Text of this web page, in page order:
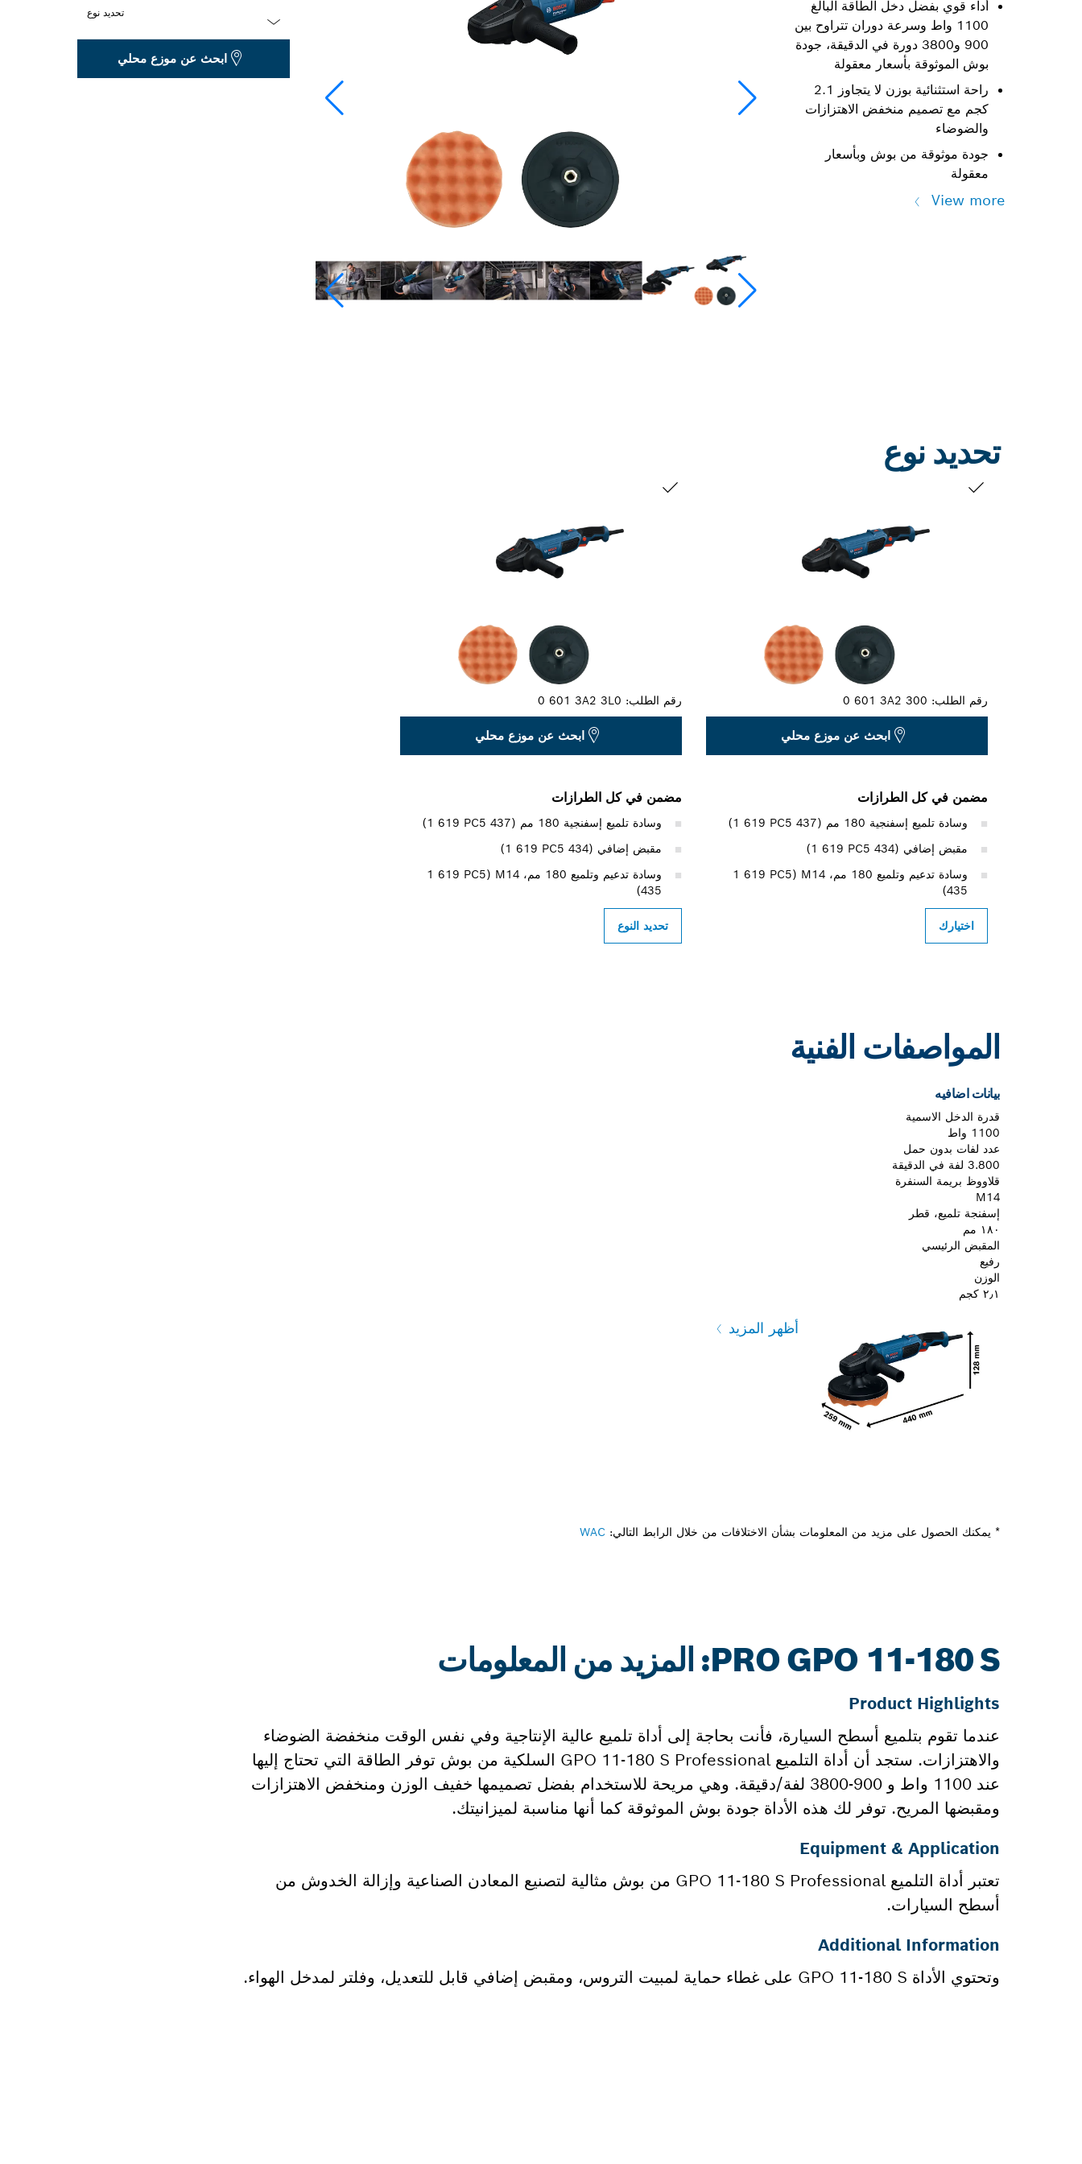
أداء قوي بفضل دخل الطاقة البالغ
1100 واط وسرعة دوران تتراوح بين
900 و3800 دورة في الدقيقة، جودة
بوش الموثوقة بأسعار معقولة
راحة استثنائية بوزن لا يتجاوز 2.1
كجم مع تصميم منخفض الاهتزازات
والضوضاء
جودة موثوقة من بوش وبأسعار
معقولة
View more
تحديد نوع
Dropdown
ابحث عن موزع محلي
تحديد نوع
رقم الطلب: 0 601 3A2 300
ابحث عن موزع محلي
مضمن في كل الطرازات
وسادة تلميع إسفنجية 180 مم (‎1 619 PC5 437)
مقبض إضافي (‎1 619 PC5 434)
وسادة تدعيم وتلميع 180 مم، M14‏ (‎1 619 PC5
435)
اختيارك
رقم الطلب: 0 601 3A2 3L0
ابحث عن موزع محلي
مضمن في كل الطرازات
وسادة تلميع إسفنجية 180 مم (‎1 619 PC5 437)
مقبض إضافي (‎1 619 PC5 434)
وسادة تدعيم وتلميع 180 مم، M14‏ (‎1 619 PC5
435)
تحديد النوع
المواصفات الفنية
بيانات اضافيه
قدرة الدخل الاسمية
1100 واط
عدد لفات بدون حمل
3.800 لفة في الدقيقة
قلاووظ بريمة السنفرة
M14
إسفنجة تلميع، قطر
١٨٠ مم
المقبض الرئيسي
رفيع
الوزن
٢٫١ كجم
أظهر المزيد
* يمكنك الحصول على مزيد من المعلومات بشأن الاختلافات من خلال الرابط التالي: WAC
PRO GPO 11-180 S: المزيد من المعلومات
Product Highlights
عندما تقوم بتلميع أسطح السيارة، فأنت بحاجة إلى أداة تلميع عالية الإنتاجية وفي نفس الوقت منخفضة الضوضاء
والاهتزازات. ستجد أن أداة التلميع GPO 11-180 S Professional السلكية من بوش توفر الطاقة التي تحتاج إليها
عند 1100 واط و 900-3800 لفة/دقيقة. وهي مريحة للاستخدام بفضل تصميمها خفيف الوزن ومنخفض الاهتزازات
ومقبضها المريح. توفر لك هذه الأداة جودة بوش الموثوقة كما أنها مناسبة لميزانيتك.
Equipment & Application
تعتبر أداة التلميع GPO 11-180 S Professional من بوش مثالية لتصنيع المعادن الصناعية وإزالة الخدوش من
أسطح السيارات.
Additional Information
وتحتوي الأداة GPO 11-180 S على غطاء حماية لمبيت التروس، ومقبض إضافي قابل للتعديل، وفلتر لمدخل الهواء.